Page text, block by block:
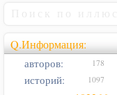
Q.Информация:
авторов: 178
историй: 1097